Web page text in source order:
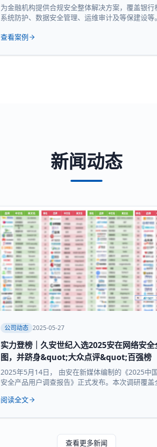
为金融机构提供合规安全整体解决方案，覆盖银行
系统防护、数据安全管理、运维审计及等保建设等。
查看案例
新闻动态
公司动态 2025-05-27
实力登榜｜久安世纪入选2025安在网络安全
图，并跻身&quot;大众点评&quot;百强榜
2025年5月14日， 由安在新媒体编制的《2025中
安全产品用户调查报告》正式发布。本次调研覆盖
“中国网络安全产品用户大众点评全景图”“中国网络
全、业务与应用安全、信创产品、安全服务、通用网
阅读全文
查看更多新闻